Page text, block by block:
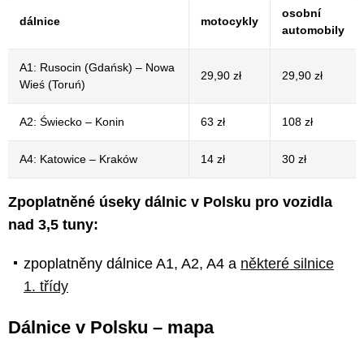
dálnice motocykly
osobní
automobily
A1: Rusocin (Gdańsk) – Nowa
Wieś (Toruń)
29,90 zł 29,90 zł
A2: Świecko – Konin 63 zł 108 zł
A4: Katowice – Kraków 14 zł 30 zł
Zpoplatněné úseky dálnic v Polsku pro vozidla
nad 3,5 tuny:
zpoplatněny dálnice A1, A2, A4 a některé silnice
1. třídy
Dálnice v Polsku –⁠ mapa